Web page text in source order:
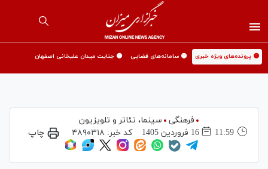
🟡 پرونده‌های ویژه خبری 🟡 سامانه‌های قضایی 🟡 جنایت میدان علیخانی اصفهان
فرهنگی
سینما،‌ تئاتر و تلویزیون
11:59
16 فروردين 1405 کد خبر: ۴۸۹۰۳۱۸ چاپ